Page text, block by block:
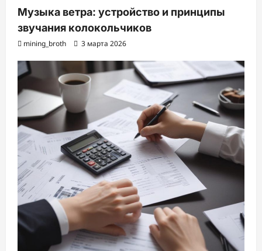
Музыка ветра: устройство и принципы
звучания колокольчиков
mining_broth 3 марта 2026